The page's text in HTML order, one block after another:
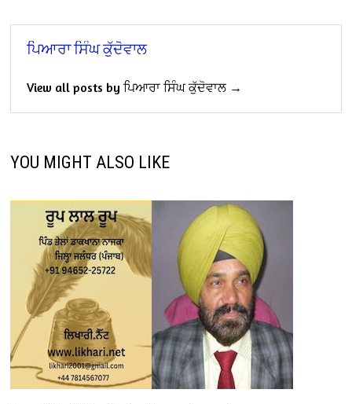
ਪਿਆਰਾ ਸਿੰਘ ਕੁੱਦੋਵਾਲ
View all posts by ਪਿਆਰਾ ਸਿੰਘ ਕੁੱਦੋਵਾਲ →
YOU MIGHT ALSO LIKE